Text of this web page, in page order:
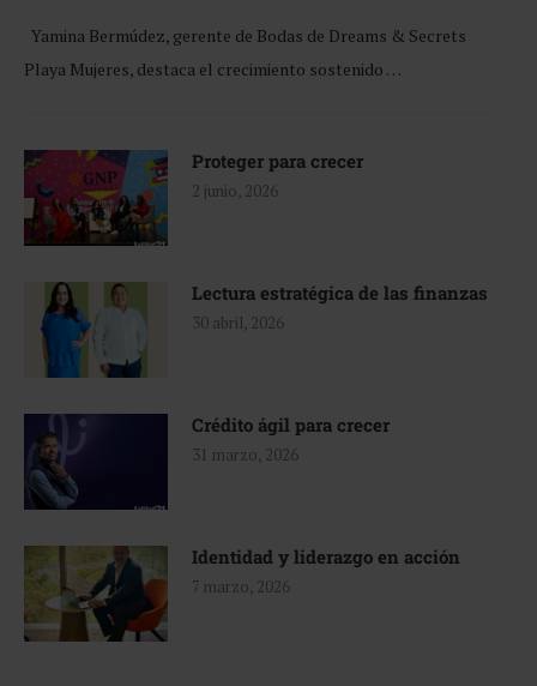
Yamina Bermúdez, gerente de Bodas de Dreams & Secrets
Playa Mujeres, destaca el crecimiento sostenido …
Proteger para crecer
2 junio, 2026
Lectura estratégica de las finanzas
30 abril, 2026
Crédito ágil para crecer
31 marzo, 2026
Identidad y liderazgo en acción
7 marzo, 2026